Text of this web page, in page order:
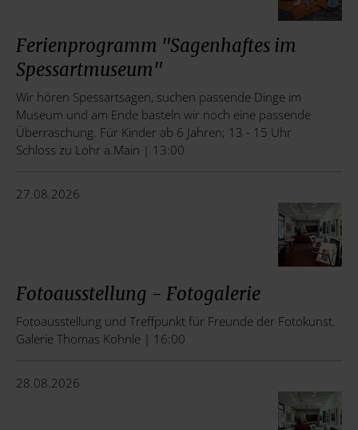
Ferienprogramm "Sagenhaftes im
Spessartmuseum"
Wir hören Spessartsagen, suchen passende Dinge im
Museum und am Ende basteln wir noch eine passende
Überraschung. Für Kinder ab 6 Jahren; 13 - 15 Uhr
Schloss zu Lohr a.Main | 13:00
27.08.2026
Fotoausstellung - Fotogalerie
Fotoausstellung und Treffpunkt für Freunde der Fotokunst.
Galerie Thomas Kohnle | 16:00
28.08.2026